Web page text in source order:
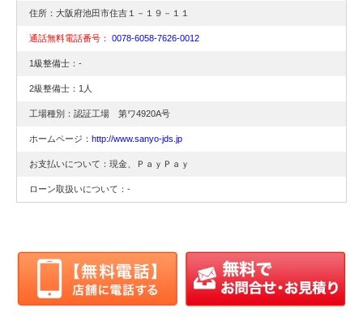
キズ修理
板金
車検
安い
車検
安い
住所：大阪府池田市住吉１－１９－１１
通話無料電話番号： 0078-6058-7626-0012
1級整備士：-
2級整備士：1人
工場種別：認証工場 第ワ4920A号
ホームページ： http://www.sanyo-jds.jp
お支払いについて：現金、ＰａｙＰａｙ
ローン取扱いについて：-